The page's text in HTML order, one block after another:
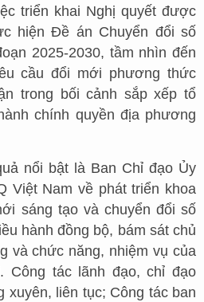
triển khai Nghị quyết được
hiện Đề án Chuyển đổi số
2025-2030, tầm nhìn đến
cầu đổi mới phương thức
trong bối cảnh sắp xếp tổ
chính quyền địa phương
nổi bật là Ban Chỉ đạo Ủy
Việt Nam về phát triển khoa
sáng tạo và chuyển đổi số
hành đồng bộ, bám sát chủ
và chức năng, nhiệm vụ của
Công tác lãnh đạo, chỉ đạo
liên tục; Công tác ban